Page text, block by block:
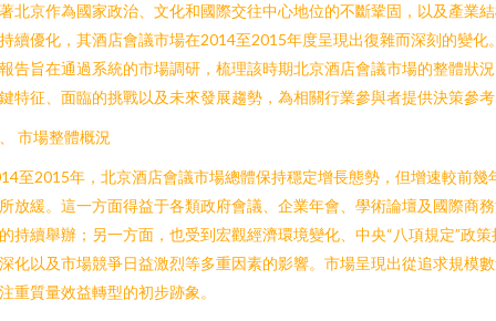
北京作為國家政治、文化和國際交往中心地位的不斷鞏固，以及產業
續優化，其酒店會議市場在2014至2015年度呈現出復雜而深刻的變化
告旨在通過系統的市場調研，梳理該時期北京酒店會議市場的整體狀
特征、面臨的挑戰以及未來發展趨勢，為相關行業參與者提供決策參
市場整體概況
至2015年，北京酒店會議市場總體保持穩定增長態勢，但增速較前幾
放緩。這一方面得益于各類政府會議、企業年會、學術論壇及國際商
持續舉辦；另一方面，也受到宏觀經濟環境變化、中央“八項規定”政策
化以及市場競爭日益激烈等多重因素的影響。市場呈現出從追求規模
重質量效益轉型的初步跡象。